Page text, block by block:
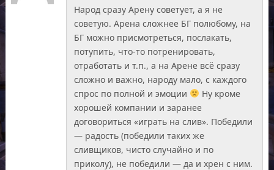
Народ сразу Арену советует, а я не
советую. Арена сложнее БГ полюбому, на
БГ можно присмотреться, послакать,
потупить, что-то потренировать,
отработать и т.п., а на Арене всё сразу
сложно и важно, народу мало, с каждого
спрос по полной и эмоции
Ну кроме
хорошей компании и заранее
договориться «играть на слив». Победили
— радость (победили таких же
сливщиков, чисто случайно и по
приколу), не победили — да и хрен с ним.